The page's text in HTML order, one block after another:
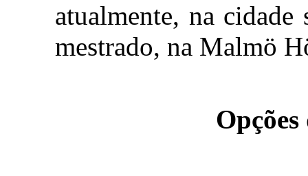
atualmente, na
mestrado, na Malmö